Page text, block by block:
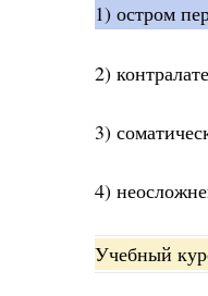
1) остром
2)
3)
4)
Учебный